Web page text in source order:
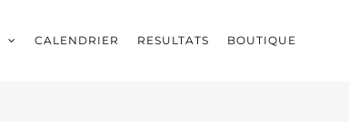
CALENDRIER RESULTATS BOUTIQUE